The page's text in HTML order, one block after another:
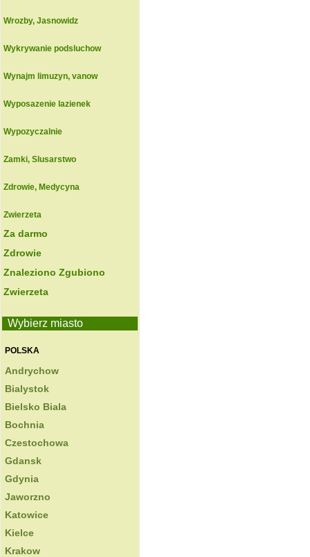
Wrozby, Jasnowidz
Wykrywanie podsluchow
Wynajm limuzyn, vanow
Wyposazenie lazienek
Wypozyczalnie
Zamki, Slusarstwo
Zdrowie, Medycyna
Zwierzeta
Za darmo
Zdrowie
Znaleziono Zgubiono
Zwierzeta
Wybierz miasto
POLSKA
Andrychow
Bialystok
Bielsko Biala
Bochnia
Czestochowa
Gdansk
Gdynia
Jaworzno
Katowice
Kielce
Krakow